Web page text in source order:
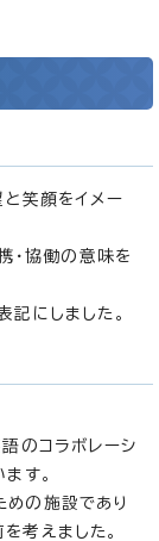
と笑顔をイメー
・協働の意味を
記にしました。
のコラボレーシ
す。
の施設であり
考えました。